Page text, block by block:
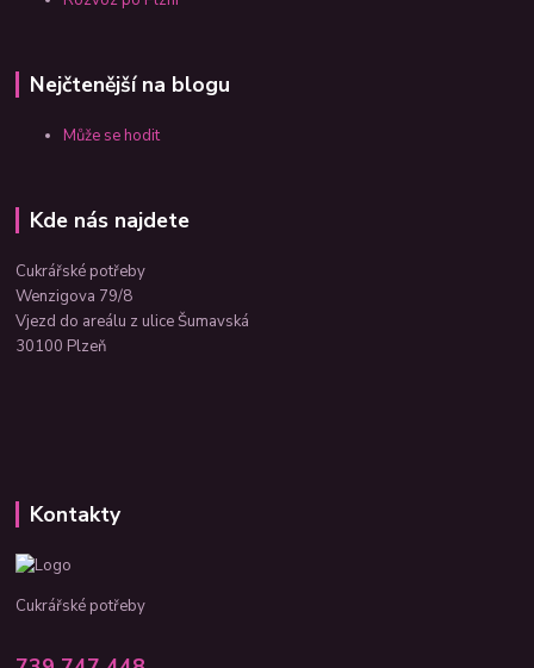
Nejčtenější na blogu
Může se hodit
Kde nás najdete
Cukrářské potřeby
Wenzigova 79/8
Vjezd do areálu z ulice Šumavská
30100 Plzeň
Kontakty
Cukrářské potřeby